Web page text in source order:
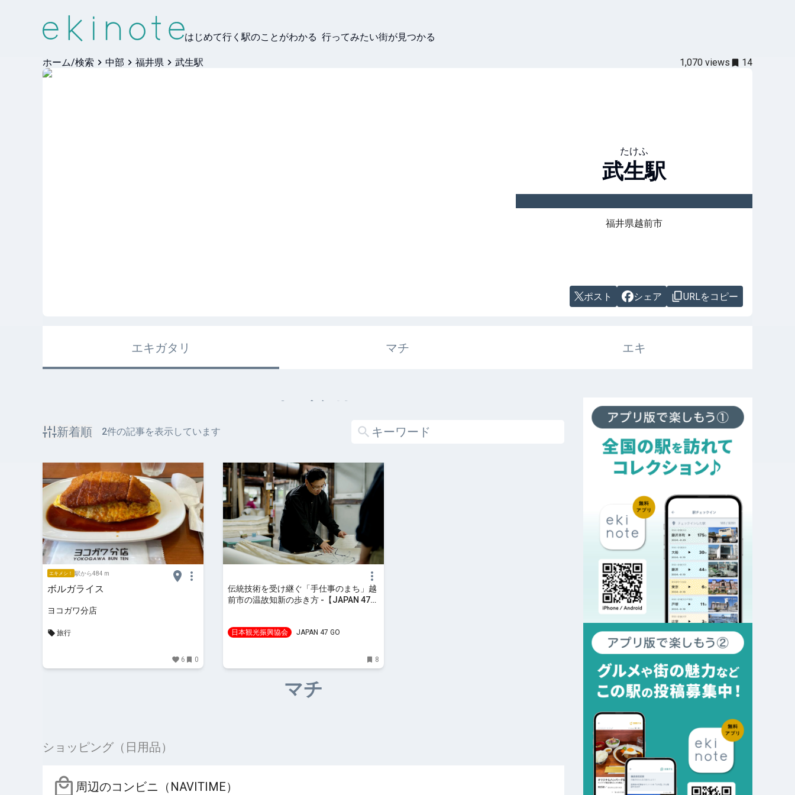
はじめて行く駅のことがわかる 行ってみたい街が見つかる
ホーム/検索 中部 福井県 武生駅 1,070 views 14
たけふ
武生駅
福井県越前市
ポスト シェア URLをコピー
エキガタリ マチ エキ
エキガタリ
新着順 2件の記事を表示しています
エキメシ！ 駅から484 m
ボルガライス
ヨコガワ分店
旅行
6 0
伝統技術を受け継ぐ「手仕事のまち」越
前市の温故知新の歩き方 -【JAPAN 47
日本観光振興協会 JAPAN 47 GO
8
マチ
ショッピング（日用品）
周辺のコンビニ（NAVITIME）